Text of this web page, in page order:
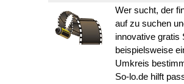
Wer sucht, der
auf zu suchen
innovative gratis
beispielsweise
Umkreis
So-lo.de hilft